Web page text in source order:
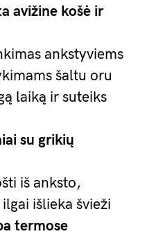
avižine košė ir
ankstyviems
šaltu oru
laiką ir suteiks
su grikių
iš anksto,
išlieka švieži
termose